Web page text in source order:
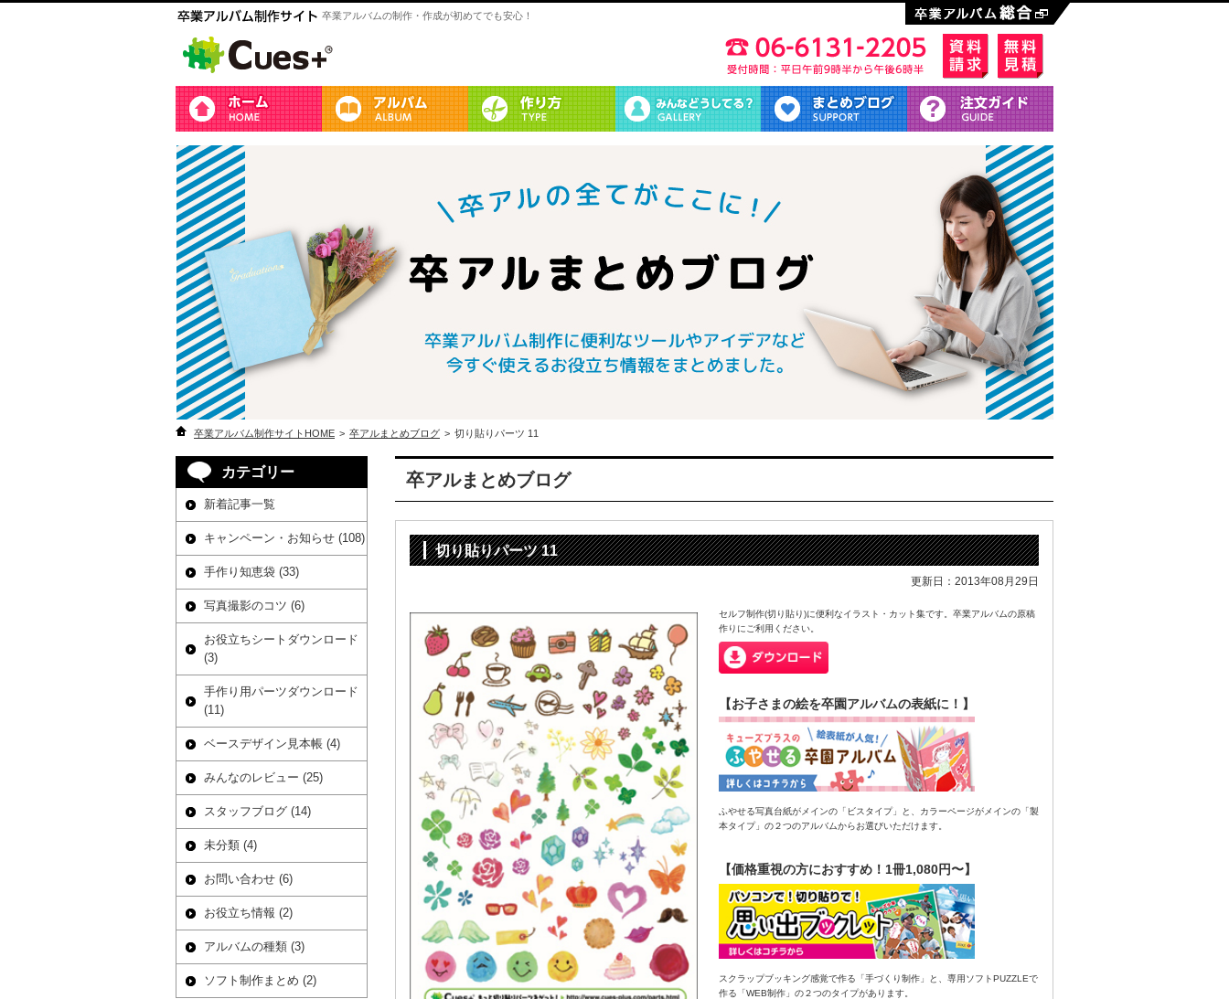
卒業アルバムの制作・作成が初めてでも安心！
卒業アルバム制作サイトHOME > 卒アルまとめブログ > 切り貼りパーツ 11
卒アルまとめブログ
切り貼りパーツ 11
更新日：2013年08月29日
セルフ制作(切り貼り)に便利なイラスト・カット集です。卒業アルバムの原稿
作りにご利用ください。
【お子さまの絵を卒園アルバムの表紙に！】
ふやせる写真台紙がメインの「ビスタイプ」と、カラーページがメインの「製
本タイプ」の２つのアルバムからお選びいただけます。
【価格重視の方におすすめ！1冊1,080円〜】
スクラップブッキング感覚で作る「手づくり制作」と、専用ソフトPUZZLEで
作る「WEB制作」の２つのタイプがあります。
カテゴリー
新着記事一覧
キャンペーン・お知らせ (108)
手作り知恵袋 (33)
写真撮影のコツ (6)
お役立ちシートダウンロード
(3)
手作り用パーツダウンロード
(11)
ベースデザイン見本帳 (4)
みんなのレビュー (25)
スタッフブログ (14)
未分類 (4)
お問い合わせ (6)
お役立ち情報 (2)
アルバムの種類 (3)
ソフト制作まとめ (2)